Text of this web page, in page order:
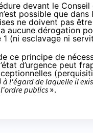
devant le Conseil
possible que dans
ne doivent pas
a aucune dérogation
1 (ni esclavage ni
ce principe de
d’urgence peut
l'égard de laquelle il
publics ».